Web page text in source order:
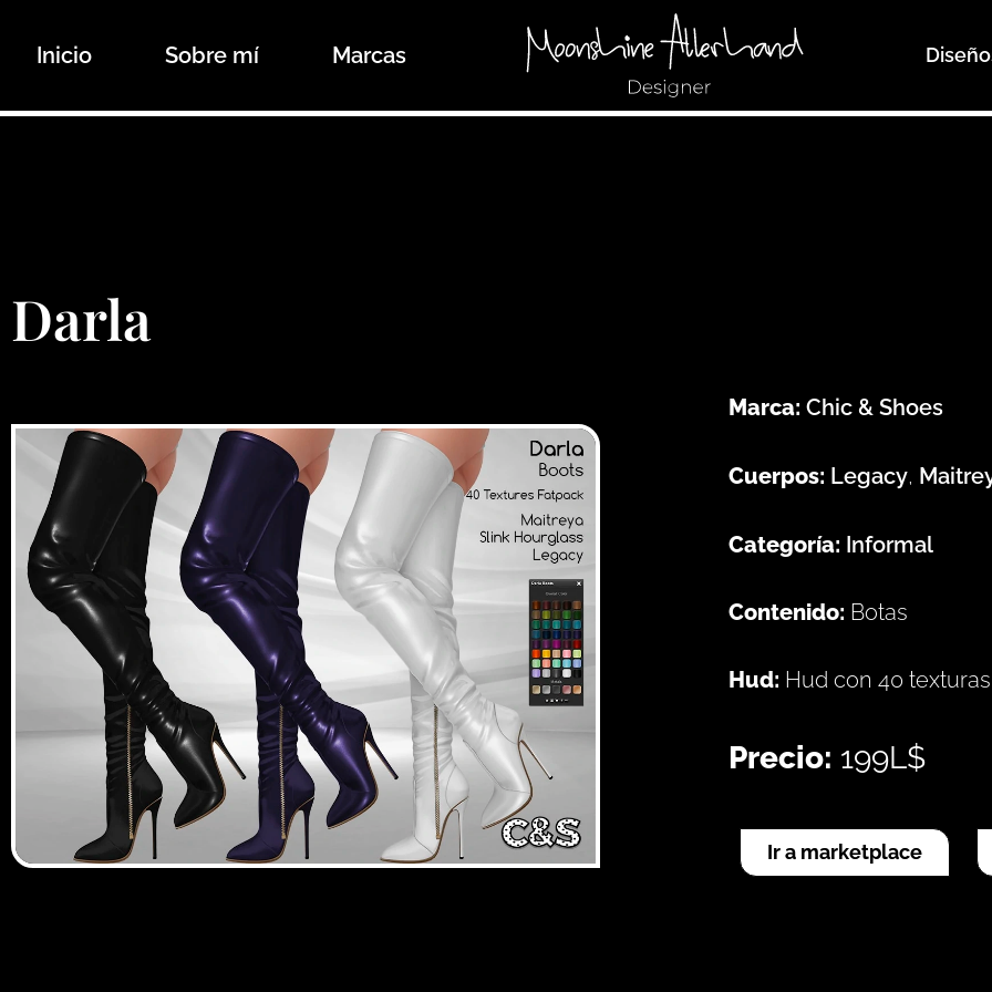
Inicio Sobre mí Marcas
Darla
Marca: Chic & Shoes
Cuerpos: Legacy,
Categoría: Informal
Contenido: Botas
Hud: Hud con 40 texturas
Precio: 199L$
Ir a marketplace